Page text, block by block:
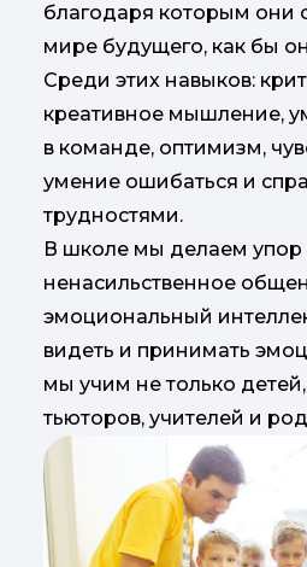
благодаря которым они
мире будущего, как бы
Среди этих навыков:
креативное мышление,
в команде, оптимизм,
умение ошибаться и
трудностями.
В школе мы делаем упор
ненасильственное
эмоциональный
видеть и принимать
мы учим не только
тьюторов, учителей и